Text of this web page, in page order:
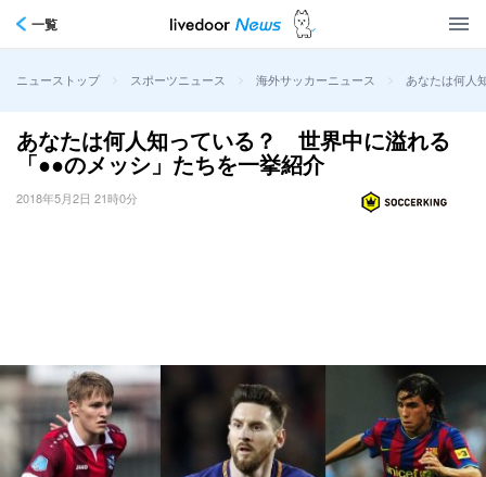
一覧
ニューストップ > スポーツニュース > 海外サッカーニュース > あなたは何人
あなたは何人知っている？ 世界中に溢れる
「●●のメッシ」たちを一挙紹介
2018年5月2日 21時0分